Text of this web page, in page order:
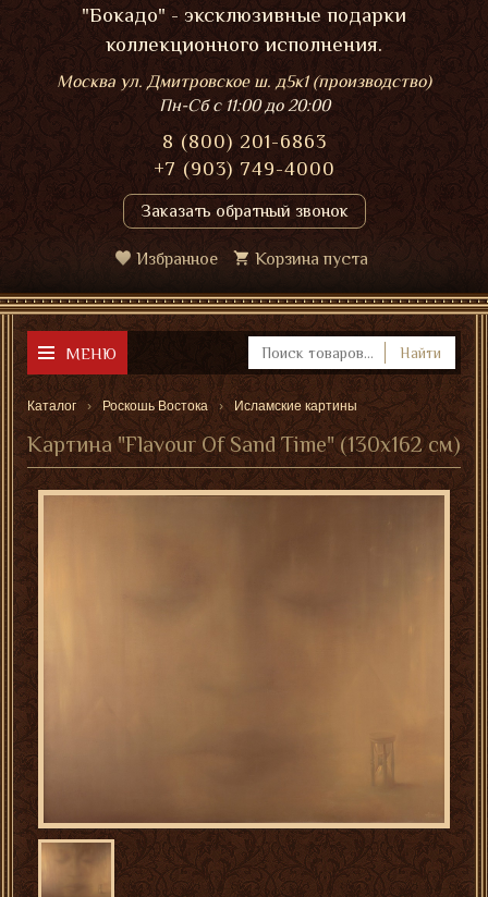
"Бокадо" - эксклюзивные подарки
коллекционного исполнения.
Москва ул. Дмитровское ш. д5к1 (производство)
Пн-Сбс 11:00 до 20:00
8 (800) 201-6863
+7 (903) 749-4000
Заказать обратный звонок
Избранное Корзина пуста
МЕНЮ Найти
Каталог Роскошь Востока Исламские картины
Картина "Flavour Of Sand Time" (130x162 см)